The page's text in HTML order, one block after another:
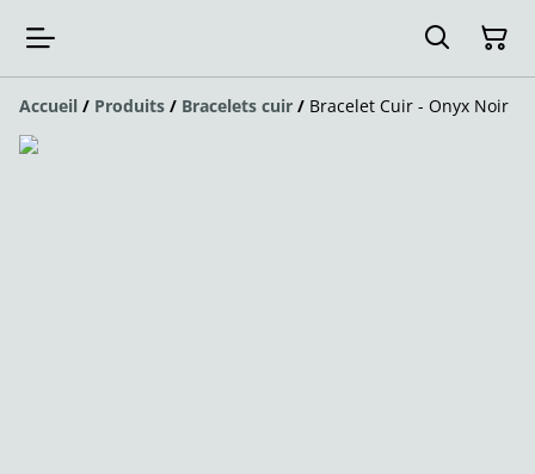
Accueil / Produits / Bracelets cuir / Bracelet Cuir - Onyx Noir